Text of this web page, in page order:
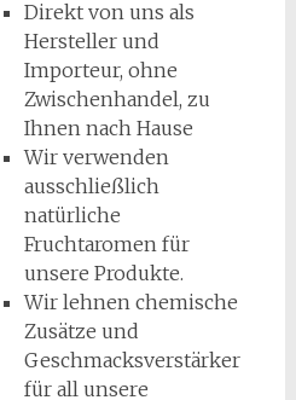
Direkt von uns als
Hersteller und
Importeur, ohne
Zwischenhandel, zu
Ihnen nach Hause
Wir verwenden
ausschließlich
natürliche
Fruchtaromen für
unsere Produkte.
Wir lehnen chemische
Zusätze und
Geschmacksverstärker
für all unsere